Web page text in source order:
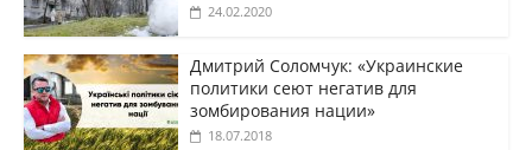
24.02.2020
Дмитрий Соломчук: «Украинские
политики сеют негатив для
зомбирования нации»
18.07.2018